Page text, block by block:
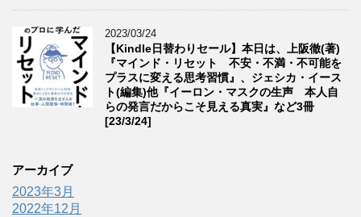
2023/03/24
【Kindle日替わりセール】本日は、上阪徹(著)
『マインド・リセット 不安・不満・不可能を
プラスに変える思考習慣』、ジェシカ・イース
ト(編集)他『イーロン・マスクの生声 本人自
らの発言だからこそ見える真実』など3冊
[23/3/24]
アーカイブ
2023年3月
2022年12月